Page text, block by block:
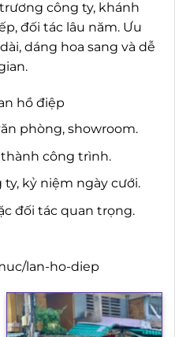
công ty, khánh
đối tác lâu năm. Ưu
dáng hoa sang và dễ
hồ điệp
phòng, showroom.
công trình.
kỷ niệm ngày cưới.
đối tác quan trọng.
lan-ho-diep